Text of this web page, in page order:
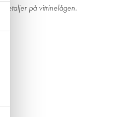
på vitrinelågen.